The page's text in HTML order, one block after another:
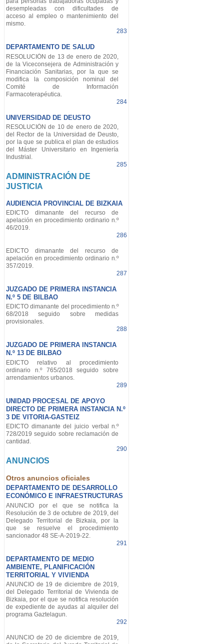
desempleadas con dificultades de
acceso al empleo o mantenimiento del
mismo.
283
DEPARTAMENTO DE SALUD
RESOLUCIÓN de 13 de enero de 2020,
de la Viceconsejera de Administración y
Financiación Sanitarias, por la que se
modifica la composición nominal del
Comité de Información
Farmacoterapéutica.
284
UNIVERSIDAD DE DEUSTO
RESOLUCIÓN de 10 de enero de 2020,
del Rector de la Universidad de Deusto,
por la que se publica el plan de estudios
del Máster Universitario en Ingeniería
Industrial.
285
ADMINISTRACIÓN DE
JUSTICIA
AUDIENCIA PROVINCIAL DE BIZKAIA
EDICTO dimanante del recurso de
apelación en procedimiento ordinario n.º
46/2019.
286
EDICTO dimanante del recurso de
apelación en procedimiento ordinario n.º
357/2019.
287
JUZGADO DE PRIMERA INSTANCIA
N.º 5 DE BILBAO
EDICTO dimanante del procedimiento n.º
68/2018 seguido sobre medidas
provisionales.
288
JUZGADO DE PRIMERA INSTANCIA
N.º 13 DE BILBAO
EDICTO relativo al procedimiento
ordinario n.º 765/2018 seguido sobre
arrendamientos urbanos.
289
UNIDAD PROCESAL DE APOYO
DIRECTO DE PRIMERA INSTANCIA N.º
3 DE VITORIA-GASTEIZ
EDICTO dimanante del juicio verbal n.º
728/2019 seguido sobre reclamación de
cantidad.
290
ANUNCIOS
Otros anuncios oficiales
DEPARTAMENTO DE DESARROLLO
ECONÓMICO E INFRAESTRUCTURAS
ANUNCIO por el que se notifica la
Resolución de 3 de octubre de 2019, del
Delegado Territorial de Bizkaia, por la
que se resuelve el procedimiento
sancionador 48 SE-A-2019-22.
291
DEPARTAMENTO DE MEDIO
AMBIENTE, PLANIFICACIÓN
TERRITORIAL Y VIVIENDA
ANUNCIO de 19 de diciembre de 2019,
del Delegado Territorial de Vivienda de
Bizkaia, por el que se notifica resolución
de expediente de ayudas al alquiler del
programa Gaztelagun.
292
ANUNCIO de 20 de diciembre de 2019,